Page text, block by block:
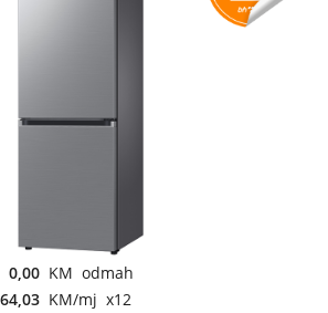
0,00 KM odmah
64,03 KM/mj x12